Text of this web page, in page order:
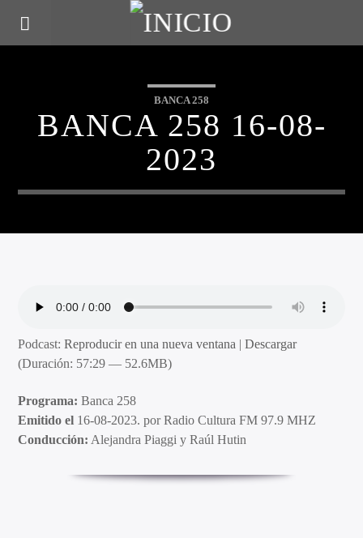
BANCA 258
BANCA 258 16-08-
2023
Podcast:Reproducir en una nueva ventana |Descargar
(Duración: 57:29 — 52.6MB)
Programa: Banca 258
Emitido el 16-08-2023. por Radio Cultura FM 97.9 MHZ
Conducción: Alejandra Piaggi y Raúl Hutin